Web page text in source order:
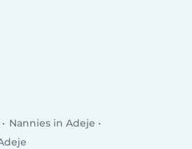
Nannies in Adeje